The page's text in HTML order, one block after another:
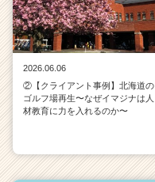
2026.06.06
②【クライアント事例】北海道の
ゴルフ場再生〜なぜイマジナは人
材教育に力を入れるのか〜